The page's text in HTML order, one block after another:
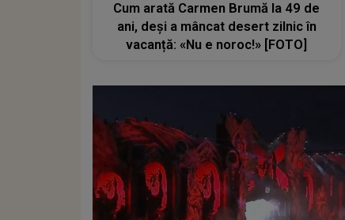
Cum arată Carmen Brumă la 49 de
ani, deși a mâncat desert zilnic în
vacanță: «Nu e noroc!» [FOTO]